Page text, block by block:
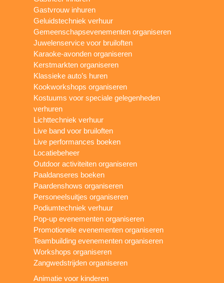
Gastvrouw inhuren
Geluidstechniek verhuur
Gemeenschapsevenementen organiseren
Juwelenservice voor bruiloften
Karaoke-avonden organiseren
Kerstmarkten organiseren
Klassieke auto’s huren
Kookworkshops organiseren
Kostuums voor speciale gelegenheden
verhuren
Lichttechniek verhuur
Live band voor bruiloften
Live performances boeken
Locatiebeheer
Outdoor activiteiten organiseren
Paaldanseres boeken
Paardenshows organiseren
Personeelsuitjes organiseren
Podiumtechniek verhuur
Pop-up evenementen organiseren
Promotionele evenementen organiseren
Teambuilding evenementen organiseren
Workshops organiseren
Zangwedstrijden organiseren
Animatie voor kinderen